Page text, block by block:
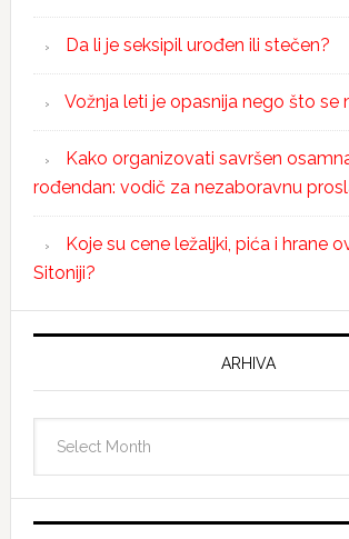
Da li je seksipil urođen ili stečen?
Vožnja leti je opasnija nego što se
Kako organizovati savršen
rođendan: vodič za nezaboravnu
Koje su cene ležaljki, pića i hrane
Sitoniji?
ARHIVA